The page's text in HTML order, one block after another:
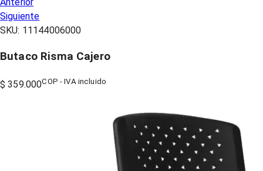
Siguiente
SKU: 11144006000
Butaco Risma Cajero
$ 359.000COP - IVA incluido